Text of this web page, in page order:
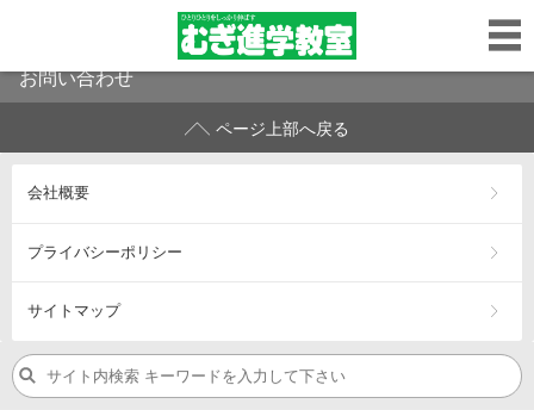
お問い合わせ
ページ上部へ戻る
会社概要
プライバシーポリシー
サイトマップ